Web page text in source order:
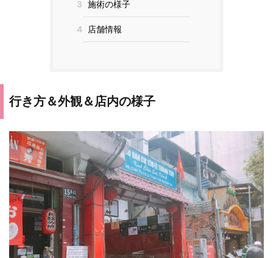
3 施術の様子
4 店舗情報
行き方＆外観＆店内の様子